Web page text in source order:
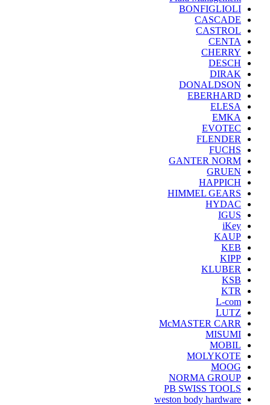
BONFIGLIOLI
CASCADE
CASTROL
CENTA
CHERRY
DESCH
DIRAK
DONALDSON
EBERHARD
ELESA
EMKA
EVOTEC
FLENDER
FUCHS
GANTER NORM
GRUEN
HAPPICH
HIMMEL GEARS
HYDAC
IGUS
iKey
KAUP
KEB
KIPP
KLUBER
KSB
KTR
L-com
LUTZ
McMASTER CARR
MISUMI
MOBIL
MOLYKOTE
MOOG
NORMA GROUP
PB SWISS TOOLS
weston body hardware